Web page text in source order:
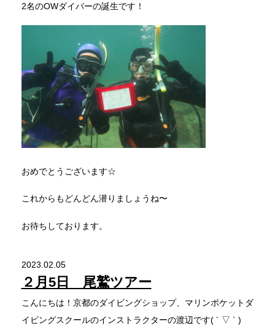
2名のOWダイバーの誕生です！
おめでとうございます☆
これからもどんどん潜りましょうね〜
お待ちしております。
2023.02.05
２月5日 尾鷲ツアー
こんにちは！京都のダイビングショップ、マリンポケットダ
イビングスクールのインストラクターの渡辺です( ´ ▽ ` )